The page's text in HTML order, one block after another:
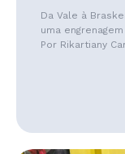
Da Vale à
uma
Por Rikartiany